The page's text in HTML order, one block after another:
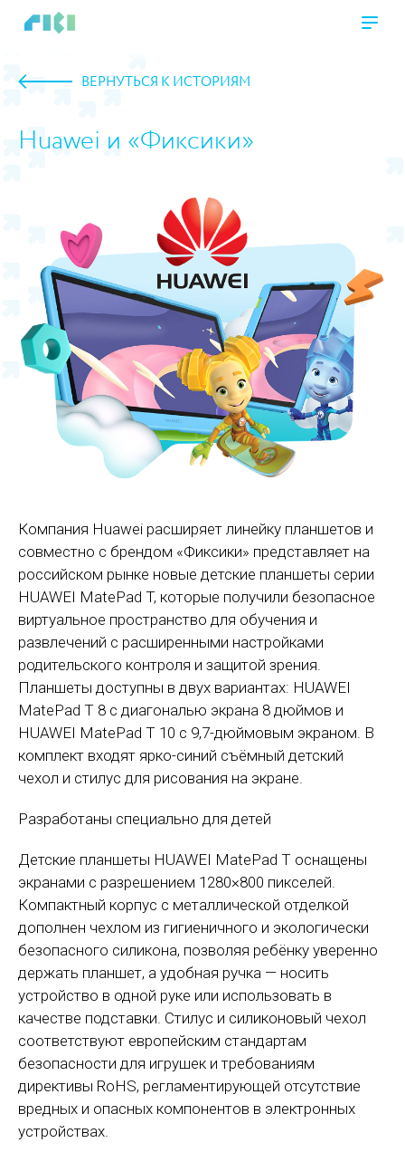
ВЕРНУТЬСЯ К ИСТОРИЯМ
Huawei и «Фиксики»
Компания Huawei расширяет линейку планшетов и
совместно с брендом «Фиксики» представляет на
российском рынке новые детские планшеты серии
HUAWEI MatePad T, которые получили безопасное
виртуальное пространство для обучения и
развлечений с расширенными настройками
родительского контроля и защитой зрения.
Планшеты доступны в двух вариантах: HUAWEI
MatePad T 8 с диагональю экрана 8 дюймов и
HUAWEI MatePad T 10 с 9,7-дюймовым экраном. В
комплект входят ярко-синий съёмный детский
чехол и стилус для рисования на экране.
Разработаны специально для детей
Детские планшеты HUAWEI MatePad T оснащены
экранами с разрешением 1280×800 пикселей.
Компактный корпус с металлической отделкой
дополнен чехлом из гигиеничного и экологически
безопасного силикона, позволяя ребёнку уверенно
держать планшет, а удобная ручка — носить
устройство в одной руке или использовать в
качестве подставки. Стилус и силиконовый чехол
соответствуют европейским стандартам
безопасности для игрушек и требованиям
директивы RoHS, регламентирующей отсутствие
вредных и опасных компонентов в электронных
устройствах.